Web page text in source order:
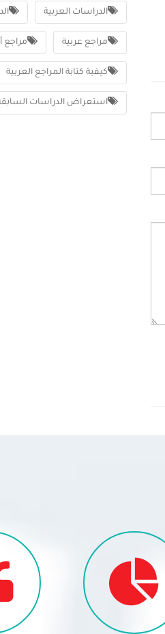
الدراسات العربية
مراجع عربية مراجع
كيفية كتابة المراجع العربية
استعراض الدراسات